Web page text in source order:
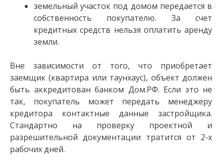
земельный участок под домом передается в
собственность покупателю. За счет
кредитных средств нельзя оплатить аренду
земли.
Вне зависимости от того, что приобретает
заемщик (квартира или таунхаус), объект должен
быть аккредитован банком Дом.РФ. Если это не
так, покупатель может передать менеджеру
кредитора контактные данные застройщика.
Стандартно на проверку проектной и
разрешительной документации тратится от 2-х
рабочих дней.